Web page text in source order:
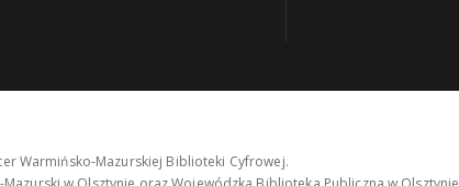
Warmińsko-Mazurskiej Biblioteki Cyfrowej.